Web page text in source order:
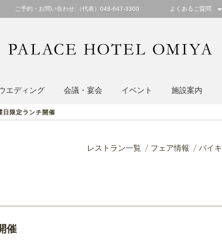
ご予約・お問い合わせ:（代表）048-647-3300 よくあるご質問
エディング 会議・宴会 イベント 施設案内
日限定ランチ開催
レストラン一覧 フェア情報 バイ
催